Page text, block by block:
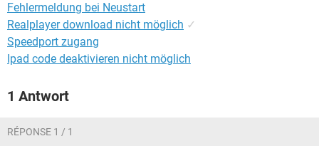
Fehlermeldung bei Neustart
Realplayer download nicht möglich ✓
Speedport zugang
Ipad code deaktivieren nicht möglich
1 Antwort
RÉPONSE 1 / 1